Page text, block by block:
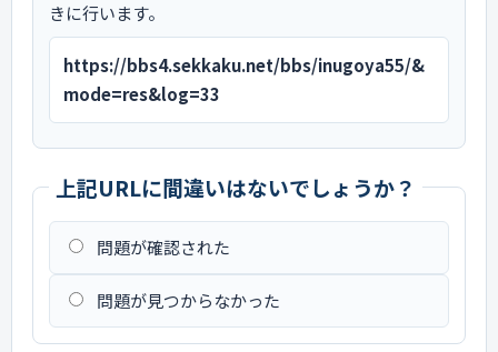
きに行います。
https://bbs4.sekkaku.net/bbs/inugoya55/&
mode=res&log=33
上記URLに間違いはないでしょうか？
問題が確認された
問題が見つからなかった